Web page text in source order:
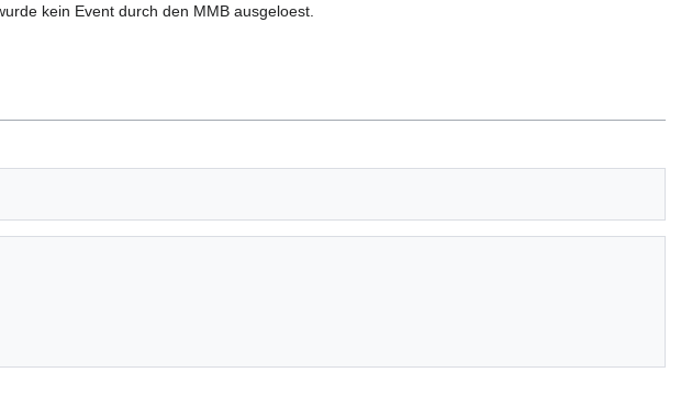
kein Event durch den MMB ausgeloest.